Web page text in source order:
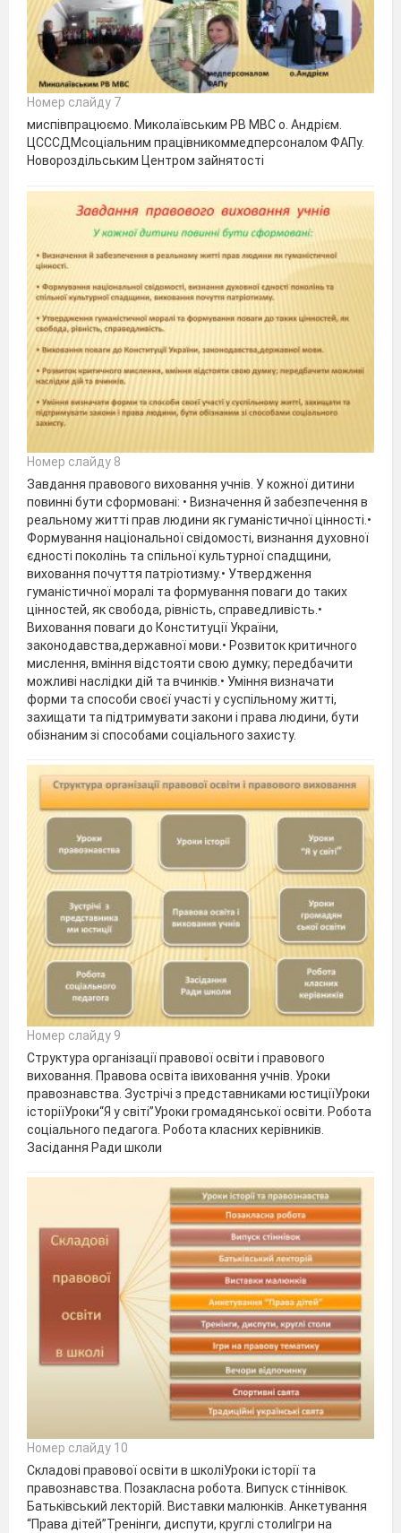
Номер слайду 7
миспівпрацюємо. Миколаївським РВ МВС о. Андрієм.
ЦСССДМсоціальним працівникоммедперсоналом ФАПу.
Новороздільським Центром зайнятості
Номер слайду 8
Завдання правового виховання учнів. У кожної дитини
повинні бути сформовані: • Визначення й забезпечення в
реальному житті прав людини як гуманістичної цінності.•
Формування національної свідомості, визнання духовної
єдності поколінь та спільної культурної спадщини,
виховання почуття патріотизму.• Утвердження
гуманістичної моралі та формування поваги до таких
цінностей, як свобода, рівність, справедливість.•
Виховання поваги до Конституції України,
законодавства,державної мови.• Розвиток критичного
мислення, вміння відстояти свою думку; передбачити
можливі наслідки дій та вчинків.• Уміння визначати
форми та способи своєї участі у суспільному житті,
захищати та підтримувати закони і права людини, бути
обізнаним зі способами соціального захисту.
Номер слайду 9
Структура організації правової освіти і правового
виховання. Правова освіта івиховання учнів. Уроки
правознавства. Зустрічі з представниками юстиціїУроки
історіїУроки“Я у світі”Уроки громадянської освіти. Робота
соціального педагога. Робота класних керівників.
Засідання Ради школи
Номер слайду 10
Складові правової освіти в школіУроки історії та
правознавства. Позакласна робота. Випуск стіннівок.
Батьківський лекторій. Виставки малюнків. Анкетування
“Права дітей”Тренінги, диспути, круглі столиІгри на